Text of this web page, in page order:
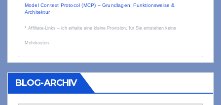
Model Context Protocol (MCP) – Grundlagen, Funktionsweise &
Architektur
* Affiliate-Links – ich erhalte eine kleine Provision, für Sie entstehen keine
Mehrkosten.
BLOG-ARCHIV